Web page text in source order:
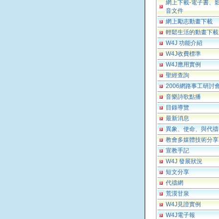
網上下載-電子書、
音文件
網上勵志動畫下載
輕鬆生活的動畫下載
W4J 功能介紹
W4J收費標準
W4J應用實例
聖經查詢
2006網路事工研討
音樂詩歌點播
目錄導覽
最新消息
異象、使命、與代禱
教會多媒體技術分享
宣教手記
W4J 發展狀況
短文分享
代禱網
荒漠甘泉
W4J見證實例
W4J電子報